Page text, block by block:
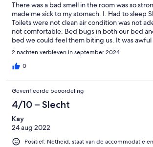
There was a bad smell in the room was so
made me sick to my stomach. I. Had to sleep
Toilets were not clean air condition was not
not comfortable. Bed bugs in both our bed
bed we could feel them biting us. It was awful
2 nachten verbleven in september 2024
0
Geverifieerde beoordeling
4/10 – Slecht
Kay
24 aug 2022
Positief: Netheid, staat van de accommodatie